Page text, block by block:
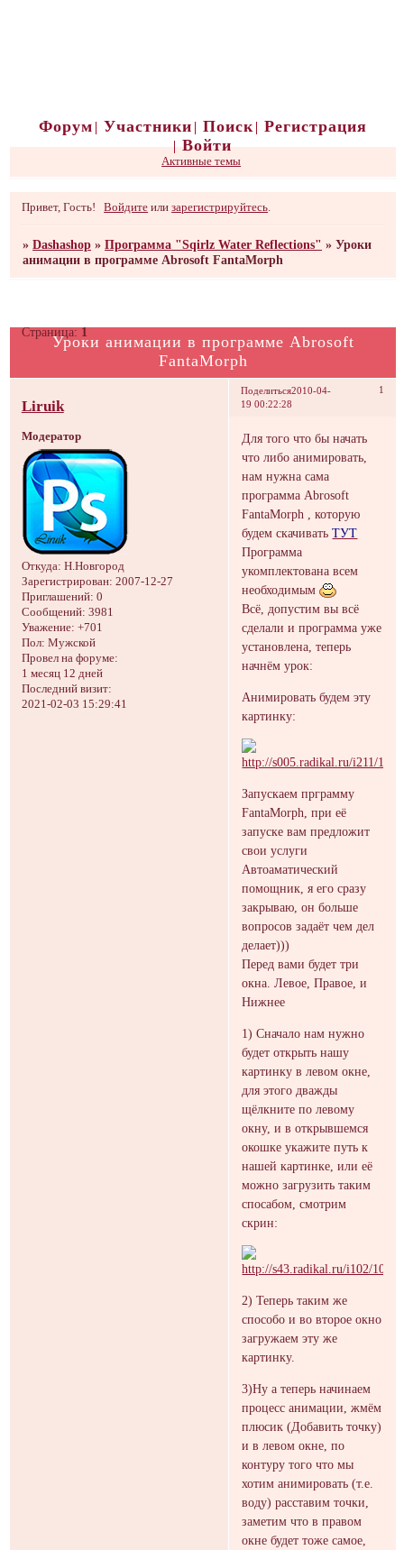
Форум Участники Поиск
Регистрация
Войти
Активные темы
Привет, Гость! Войдите илизарегистрируйтесь
»Dashashop »Программа "Sqirlz Water Reflections" »Уроки
анимации в программе Abrosoft FantaMorph
Уроки анимации в программе Abrosoft
FantaMorph
Страница:1
Поделиться 1
2010-04-
19 00:22:28
Liruik
Модератор
Откуда: Н.Новгород
Зарегистрирован: 2007-12-27
Приглашений: 0
Сообщений: 3981
Уважение: +701
Пол: Мужской
Провел на форуме:
1 месяц 12 дней
Последний визит:
2021-02-03 15:29:41
Для того что бы начать
что либо анимировать,
нам нужна сама
программа Abrosoft
FantaMorph , которую
будем скачиватьТУТ
Программа
укомплектована всем
необходимым
Всё, допустим вы всё
сделали и программа уже
установлена, теперь
начнём урок:
Анимировать будем эту
картинку:
Запускаем прграмму
FantaMorph, при её
запуске вам предложит
свои услуги
Автоаматический
помощник, я его сразу
закрываю, он больше
вопросов задаёт чем дел
делает)))
Перед вами будет три
окна. Левое, Правое, и
Нижнее
1) Сначало нам нужно
будет открыть нашу
картинку в левом окне,
для этого дважды
щёлкните по левому
окну, и в открывшемся
окошке укажите путь к
нашей картинке, или её
можно загрузить таким
спосабом, смотрим
скрин:
2) Теперь таким же
способо и во второе окно
загружаем эту же
картинку.
3)Ну а теперь начинаем
процесс анимации, жмём
плюсик (Добавить точку)
и в левом окне, по
контуру того что мы
хотим анимировать (т.е.
воду) расставим точки,
заметим что в правом
окне будет тоже самое,